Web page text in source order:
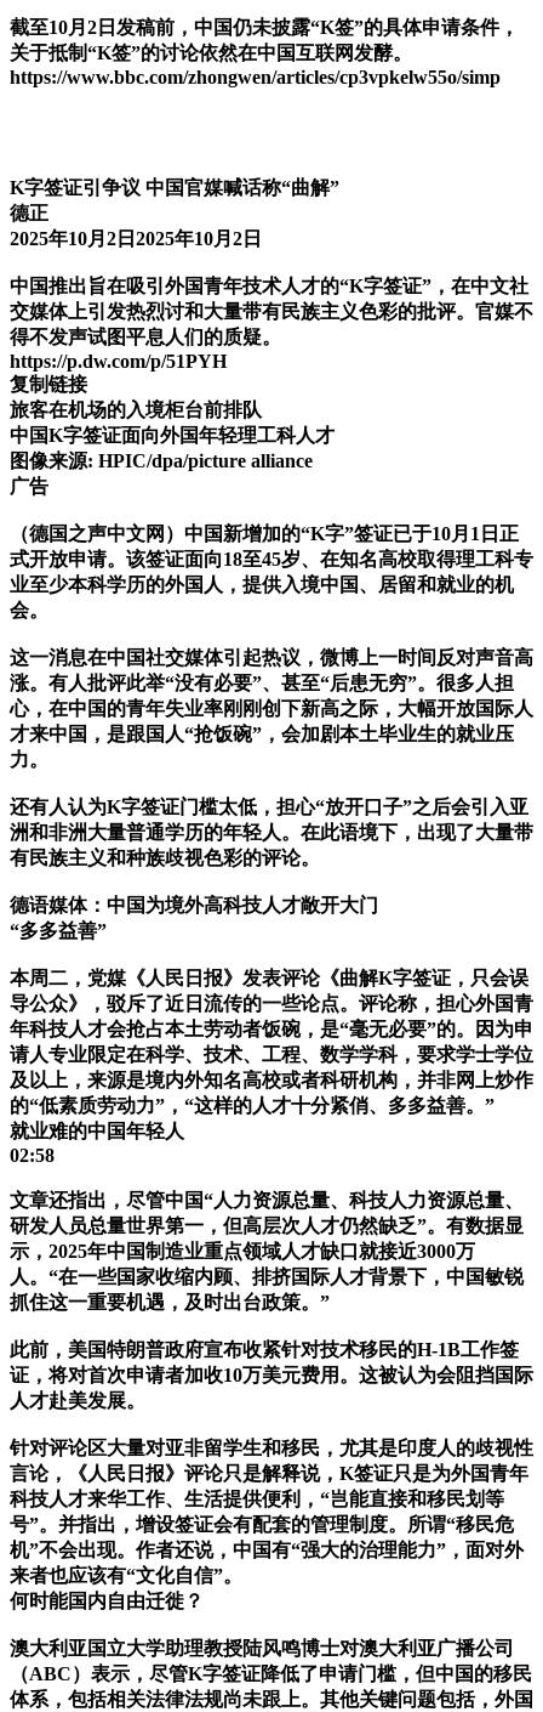
截至10月2日发稿前，中国仍未披露“K签”的具体申请条件，
关于抵制“K签”的讨论依然在中国互联网发酵。
https://www.bbc.com/zhongwen/articles/cp3vpkelw55o/simp
K字签证引争议 中国官媒喊话称“曲解”
德正
2025年10月2日2025年10月2日
中国推出旨在吸引外国青年技术人才的“K字签证”，在中文社
交媒体上引发热烈讨和大量带有民族主义色彩的批评。官媒不
得不发声试图平息人们的质疑。
https://p.dw.com/p/51PYH
复制链接
旅客在机场的入境柜台前排队
中国K字签证面向外国年轻理工科人才
图像来源: HPIC/dpa/picture alliance
广告
（德国之声中文网）中国新增加的“K字”签证已于10月1日正
式开放申请。该签证面向18至45岁、在知名高校取得理工科专
业至少本科学历的外国人，提供入境中国、居留和就业的机
会。
这一消息在中国社交媒体引起热议，微博上一时间反对声音高
涨。有人批评此举“没有必要”、甚至“后患无穷”。很多人担
心，在中国的青年失业率刚刚创下新高之际，大幅开放国际人
才来中国，是跟国人“抢饭碗”，会加剧本土毕业生的就业压
力。
还有人认为K字签证门槛太低，担心“放开口子”之后会引入亚
洲和非洲大量普通学历的年轻人。在此语境下，出现了大量带
有民族主义和种族歧视色彩的评论。
德语媒体：中国为境外高科技人才敞开大门
“多多益善”
本周二，党媒《人民日报》发表评论《曲解K字签证，只会误
导公众》，驳斥了近日流传的一些论点。评论称，担心外国青
年科技人才会抢占本土劳动者饭碗，是“毫无必要”的。因为申
请人专业限定在科学、技术、工程、数学学科，要求学士学位
及以上，来源是境内外知名高校或者科研机构，并非网上炒作
的“低素质劳动力”，“这样的人才十分紧俏、多多益善。”
就业难的中国年轻人
02:58
文章还指出，尽管中国“人力资源总量、科技人力资源总量、
研发人员总量世界第一，但高层次人才仍然缺乏”。有数据显
示，2025年中国制造业重点领域人才缺口就接近3000万
人。“在一些国家收缩内顾、排挤国际人才背景下，中国敏锐
抓住这一重要机遇，及时出台政策。”
此前，美国特朗普政府宣布收紧针对技术移民的H-1B工作签
证，将对首次申请者加收10万美元费用。这被认为会阻挡国际
人才赴美发展。
针对评论区大量对亚非留学生和移民，尤其是印度人的歧视性
言论，《人民日报》评论只是解释说，K签证只是为外国青年
科技人才来华工作、生活提供便利，“岂能直接和移民划等
号”。并指出，增设签证会有配套的管理制度。所谓“移民危
机”不会出现。作者还说，中国有“强大的治理能力”，面对外
来者也应该有“文化自信”。
何时能国内自由迁徙？
澳大利亚国立大学助理教授陆风鸣博士对澳大利亚广播公司
（ABC）表示，尽管K字签证降低了申请门槛，但中国的移民
体系，包括相关法律法规尚未跟上。其他关键问题包括，外国